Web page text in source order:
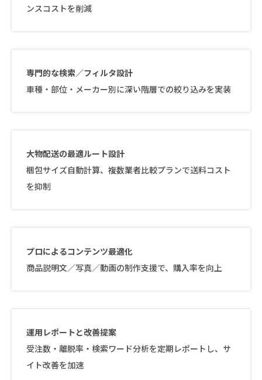
ンスコストを削減
専門的な検索／フィルタ設計
車種・部位・メーカー別に深い階層での絞り込みを実装
大物配送の最適ルート設計
梱包サイズ自動計算、複数業者比較プランで送料コスト
を抑制
プロによるコンテンツ最適化
商品説明文／写真／動画の制作支援で、購入率を向上
運用レポートと改善提案
受注数・離脱率・検索ワード分析を定期レポートし、サ
イト改善を加速